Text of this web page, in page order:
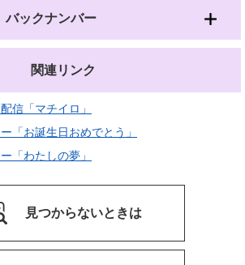
バックナンバー
関連リンク
信「マチイロ」
「お誕生日おめでとう」
「わたしの夢」
見つからないときは